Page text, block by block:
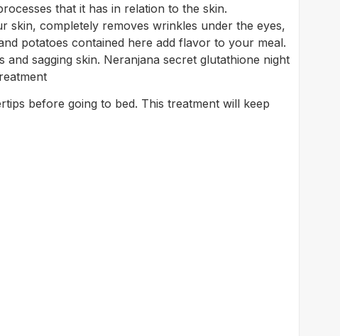
that it has in relation to the skin.
skin, completely removes wrinkles under the eyes,
potatoes contained here add flavor to your meal.
sagging skin. Neranjana secret glutathione night
before going to bed. This treatment will keep